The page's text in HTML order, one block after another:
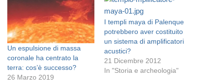
Un espulsione di massa
coronale ha centrato la
terra: cos’è successo?
26 Marzo 2019
I templi maya di Palenque
potrebbero aver costituito
un sistema di amplificatori
acustici?
21 Dicembre 2012
In "Storia e archeologia"